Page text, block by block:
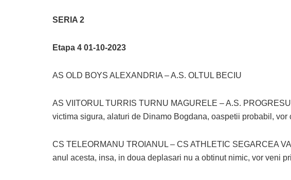
SERIA 2
Etapa 4 01-10-2023
AS OLD BOYS ALEXANDRIA – A.S. OLTUL BECIU
AS VIITORUL TURRIS TURNU MAGURELE – A.S.
victima sigura, alaturi de Dinamo Bogdana, oaspetii probabil, vor
CS TELEORMANU TROIANUL – CS ATHLETIC SEGARCEA
anul acesta, insa, in doua deplasari nu a obtinut nimic, vor veni